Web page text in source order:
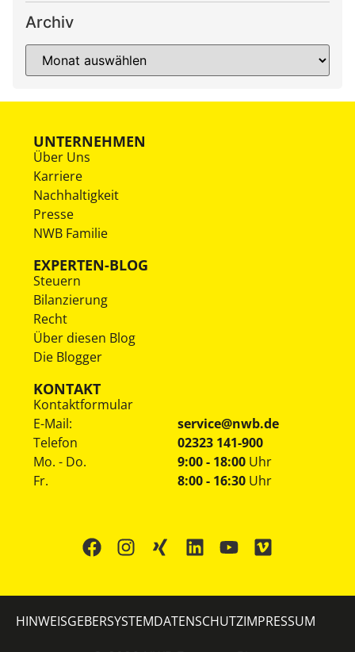
Archiv
UNTERNEHMEN
Über Uns
Karriere
Nachhaltigkeit
Presse
NWB Familie
EXPERTEN-BLOG
Steuern
Bilanzierung
Recht
Über diesen Blog
Die Blogger
KONTAKT
Kontaktformular
E-Mail:
service@nwb.de
Telefon
02323 141-900
Mo. - Do.
Fr.
9:00 - 18:00 Uhr
8:00 - 16:30 Uhr
HINWEISGEBERSYSTEMDATENSCHUTZIMPRESSUM